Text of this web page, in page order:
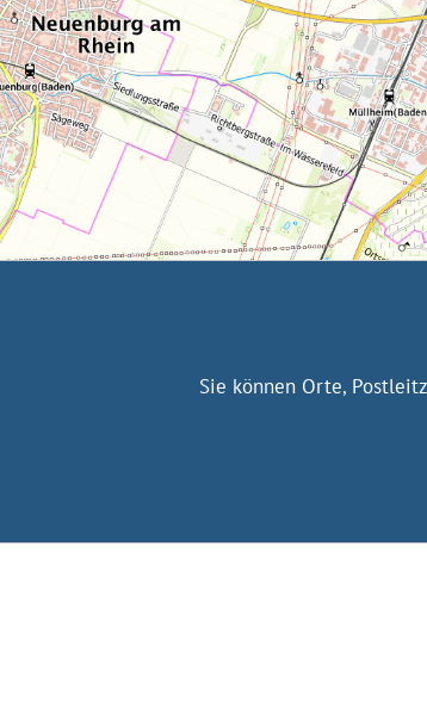
Sie können Orte,